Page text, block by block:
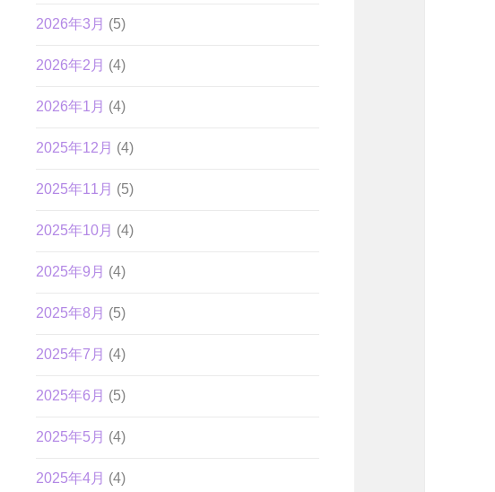
2026年3月 (5)
2026年2月 (4)
2026年1月 (4)
2025年12月 (4)
2025年11月 (5)
2025年10月 (4)
2025年9月 (4)
2025年8月 (5)
2025年7月 (4)
2025年6月 (5)
2025年5月 (4)
2025年4月 (4)